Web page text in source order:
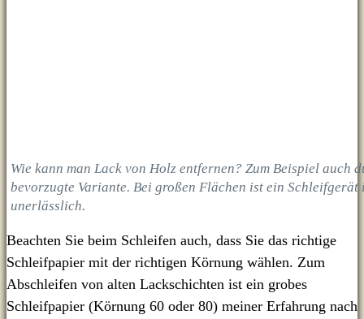
Wie kann man Lack von Holz entfernen? Zum Beispiel auch
bevorzugte Variante. Bei großen Flächen ist ein Schleifgerät
unerlässlich.
Beachten Sie beim Schleifen auch, dass Sie das richtige
Schleifpapier mit der richtigen Körnung wählen. Zum
Abschleifen von alten Lackschichten ist ein grobes
Schleifpapier (Körnung 60 oder 80) meiner Erfahrung nach